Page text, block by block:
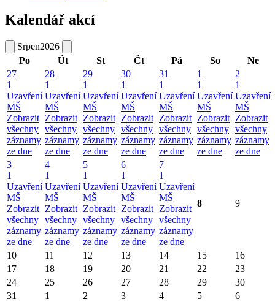
Kalendář akcí
Srpen2026
Po
Út St Čt Pá So
Ne
27
1
Uzavření
MŠ
Zobrazit
všechny
záznamy
ze dne
28
1
Uzavření
MŠ
Zobrazit
všechny
záznamy
ze dne
29
1
Uzavření
MŠ
Zobrazit
všechny
záznamy
ze dne
30
1
Uzavření
MŠ
Zobrazit
všechny
záznamy
ze dne
31
1
Uzavření
MŠ
Zobrazit
všechny
záznamy
ze dne
1
1
Uzavření
MŠ
Zobrazit
všechny
záznamy
ze dne
2
1
Uzavření
MŠ
Zobrazit
všechny
záznamy
ze dne
3
1
Uzavření
MŠ
Zobrazit
všechny
záznamy
ze dne
4
1
Uzavření
MŠ
Zobrazit
všechny
záznamy
ze dne
5
1
Uzavření
MŠ
Zobrazit
všechny
záznamy
ze dne
6
1
Uzavření
MŠ
Zobrazit
všechny
záznamy
ze dne
7
1
Uzavření
MŠ
Zobrazit
všechny
záznamy
ze dne
8 9
10 11 12 13 14 15
16
17
18 19 20 21 22
23
24
25 26 27 28 29
30
31
1 2 3 4 5 6